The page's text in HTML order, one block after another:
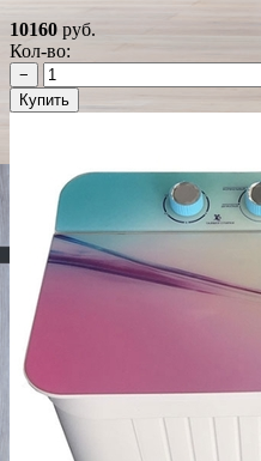
10160 руб.
Кол-во:
−
Купить